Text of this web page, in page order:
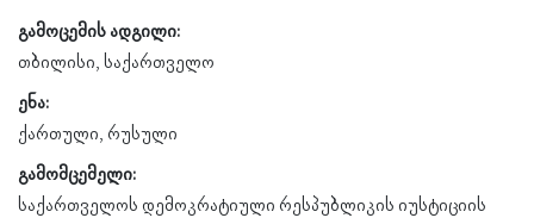
გამოცემის ადგილი:
თბილისი, საქართველო
ენა:
ქართული, რუსული
გამომცემელი:
საქართველოს დემოკრატიული რესპუბლიკის იუსტიციის